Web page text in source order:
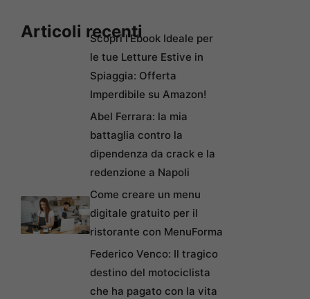
Articoli recentiScopri l’Ebook Ideale per
le tue Letture Estive in
Spiaggia: Offerta
Imperdibile su Amazon!
Abel Ferrara: la mia
battaglia contro la
dipendenza da crack e la
redenzione a Napoli
Come creare un menu
digitale gratuito per il
ristorante con MenuForma
Federico Venco: Il tragico
destino del motociclista
che ha pagato con la vita